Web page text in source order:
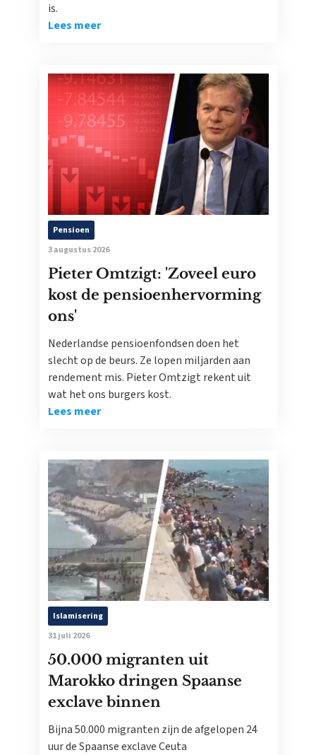
is.
Lees meer
Pensioen
3 augustus 2026
Pieter Omtzigt: 'Zoveel euro
kost de pensioenhervorming
ons'
Nederlandse pensioenfondsen doen het
slecht op de beurs. Ze lopen miljarden aan
rendement mis. Pieter Omtzigt rekent uit
wat het ons burgers kost.
Lees meer
Islamisering
31 juli 2026
50.000 migranten uit
Marokko dringen Spaanse
exclave binnen
Bijna 50.000 migranten zijn de afgelopen 24
uur de Spaanse exclave Ceuta